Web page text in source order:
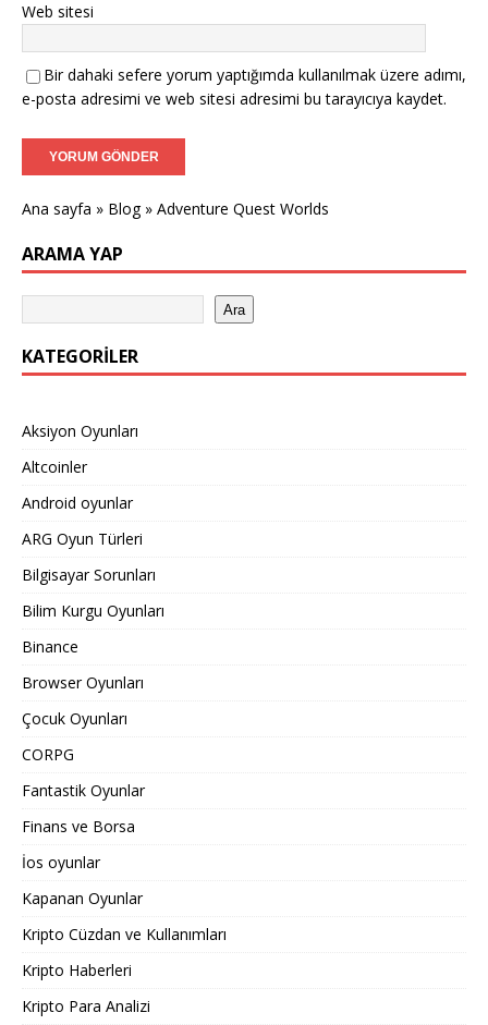
Web sitesi
Bir dahaki sefere yorum yaptığımda kullanılmak üzere adımı,
e-posta adresimi ve web sitesi adresimi bu tarayıcıya kaydet.
Ana sayfa » Blog» Adventure Quest Worlds
ARAMA YAP
Ara
KATEGORILER
Aksiyon Oyunları
Altcoinler
Android oyunlar
ARG Oyun Türleri
Bilgisayar Sorunları
Bilim Kurgu Oyunları
Binance
Browser Oyunları
Çocuk Oyunları
CORPG
Fantastik Oyunlar
Finans ve Borsa
İos oyunlar
Kapanan Oyunlar
Kripto Cüzdan ve Kullanımları
Kripto Haberleri
Kripto Para Analizi